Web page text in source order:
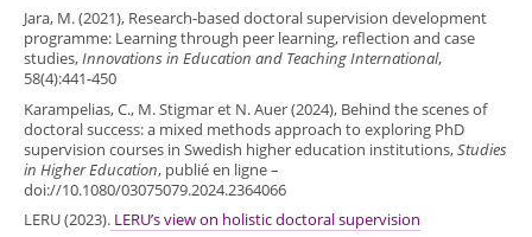
Jara, M. (2021), Research-based doctoral supervision development
programme: Learning through peer learning, reflection and case
studies,Innovations in Education and Teaching International,
58(4):441-450
Karampelias, C., M. Stigmar et N. Auer (2024), Behind the scenes of
doctoral success: a mixed methods approach to exploring PhD
supervision courses in Swedish higher education institutions,Studies
in Higher Education, publié en ligne –
doi://10.1080/03075079.2024.2364066
LERU (2023). LERU’s view on holistic doctoral supervision